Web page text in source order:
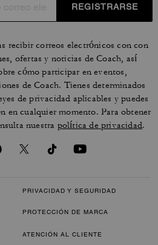
REGISTRARSE
recibir correos electrónicos con con
ofertas y noticias de Coach, así
cómo participar en eventos,
de Coach. Tienes determinados
de privacidad aplicables y puedes
en cualquier momento. Para obtener
nuestra política de privacidad.
PRIVACIDAD Y SEGURIDAD
PROTECCIÓN DE MARCA
ATENCIÓN AL CLIENTE